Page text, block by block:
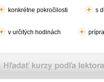
konkrétne pokročilosti s
v určitých hodinách